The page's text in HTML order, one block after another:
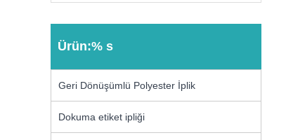
Ürün:% s
Geri Dönüşümlü Polyester İplik
Dokuma etiket ipliği